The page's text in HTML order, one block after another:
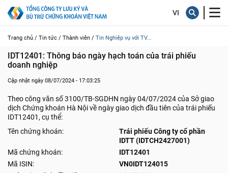
Trang chủ / Tin tức / Thành viên / Tin Nghiệp vụ với TV...
IDT12401: Thông báo ngày hạch toán của trái phiếu
doanh nghiệp
Cập nhật ngày 08/07/2024 - 17:03:25
Theo công văn số 3100/TB-SGDHN ngày 04/07/2024 của Sở giao
dịch Chứng khoán Hà Nội về ngày giao dịch đầu tiên của trái phiếu
IDT12401, cụ thể:
Tên chứng khoán:
Trái phiếu Công ty cổ phần
IDTT (IDTCH2427001)
Mã chứng khoán:
IDT12401
Mã ISIN:
VN0IDT124015